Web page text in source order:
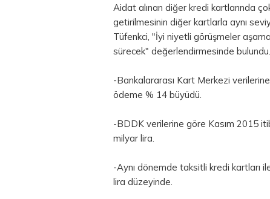
Aidat alınan diğer kredi kartlarında
getirilmesinin diğer kartlarla aynı
Tüfenkci, "İyi niyetli görüşmeler
sürecek" değerlendirmesinde bulundu.
-Bankalararası Kart Merkezi
ödeme % 14 büyüdü.
-BDDK verilerine göre Kasım 2015
milyar lira.
-Aynı dönemde taksitli kredi kartları
lira düzeyinde.